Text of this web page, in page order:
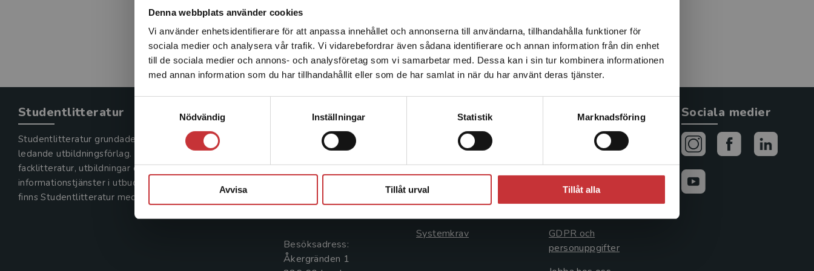
Denna webbplats använder cookies
Vi använder enhetsidentifierare för att anpassa innehållet och annonserna till användarna, tillhandahålla funktioner för
sociala medier och analysera vår trafik. Vi vidarebefordrar även sådana identifierare och annan information från din enhet
till de sociala medier och annons- och analysföretag som vi samarbetar med. Dessa kan i sin tur kombinera informationen
med annan information som du har tillhandahållit eller som de har samlat in när du har använt deras tjänster.
Nödvändig
Inställningar Statistik Marknadsföring
Avvisa Tillåt urval Tillåt alla
Det verkar som att du besöker studentlitteratur.se via en
enhet utanför Sverige. Vi erbjuder inte leveranser utanför
Sverige. För att kunna slutföra ett köp måste
leveransadressen vara i Sverige.Läs mer
Studentlitteratur
Studentlitteratur grundades 1963 och är idag Sveriges
ledande utbildningsförlag. Med läromedel, kurslitteratur,
facklitteratur, utbildningar och digitala
informationstjänster i utbudet,
finns Studentlitteratur med längs hela kunskapsresan.
Kontakta oss
Kontakta oss
046-31 20 00
Box 141
221 00 Lund
Besöksadress:
Åkergränden 1
Kundservice
Kontakta kundservice
046-31 21 00
Frågor och svar
Systemkrav
Allmänna länkar
Avtal och rättigheter
Cookies
GDPR och
personuppgifter
Sociala medier